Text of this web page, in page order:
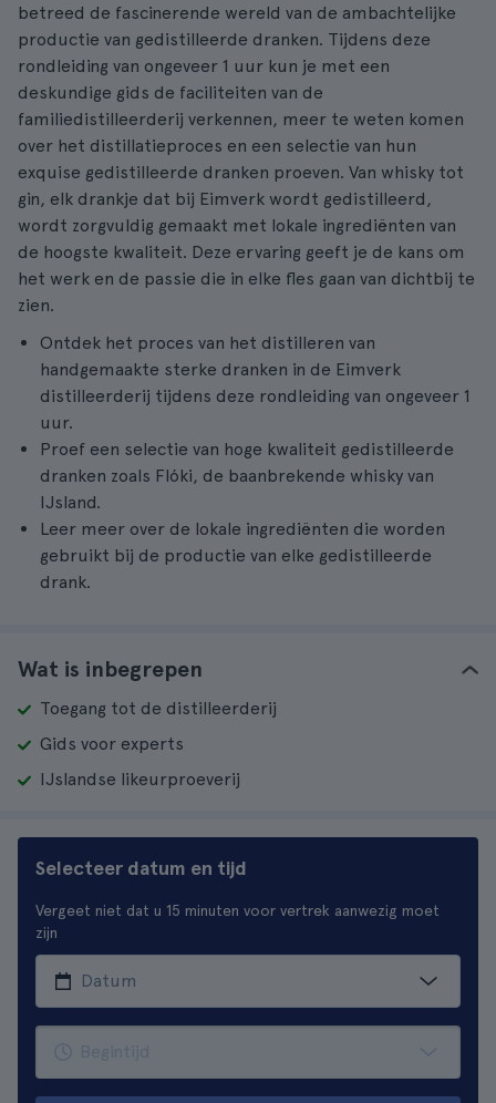
betreed de fascinerende wereld van de ambachtelijke
productie van gedistilleerde dranken. Tijdens deze
rondleiding van ongeveer 1 uur kun je met een
deskundige gids de faciliteiten van de
familiedistilleerderij verkennen, meer te weten komen
over het distillatieproces en een selectie van hun
exquise gedistilleerde dranken proeven. Van whisky tot
gin, elk drankje dat bij Eimverk wordt gedistilleerd,
wordt zorgvuldig gemaakt met lokale ingrediënten van
de hoogste kwaliteit. Deze ervaring geeft je de kans om
het werk en de passie die in elke fles gaan van dichtbij te
zien.
Ontdek het proces van het distilleren van
handgemaakte sterke dranken in de Eimverk
distilleerderij tijdens deze rondleiding van ongeveer 1
uur.
Proef een selectie van hoge kwaliteit gedistilleerde
dranken zoals Flóki, de baanbrekende whisky van
IJsland.
Leer meer over de lokale ingrediënten die worden
gebruikt bij de productie van elke gedistilleerde
drank.
Wat is inbegrepen
Toegang tot de distilleerderij
Gids voor experts
IJslandse likeurproeverij
Selecteer datum en tijd
Vergeet niet dat u 15 minuten voor vertrek aanwezig moet
zijn